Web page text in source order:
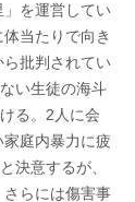
を運営してい
当たりで向き
批判されてい
い生徒の海斗
る。2人に会
庭内暴力に疲
決意するが、
らには傷害事